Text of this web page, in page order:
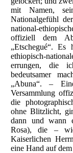
mit Namen,
Nationalgefühl
national-
offiziell dem
„Etschegué“.
ethiopisch-
errungen, die
bedeutsamer
„Abuna“. –
Versammlung
die
ohne Blitzlicht,
dann und wann
Rosa), die –
Kaiserlichen
eine Hand auf